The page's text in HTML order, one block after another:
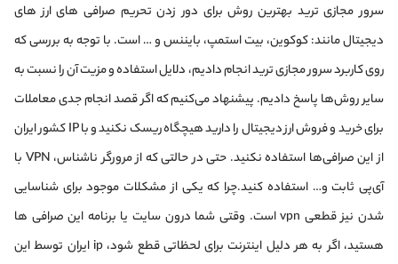
سرور مجازی ترید بهترین روش برای دور زدن تحریم صرافی های ارز های
دیجیتال مانند: کوکوین، بیت استمپ، بایننس و … است. با توجه به بررسی که
روی کاربرد سرور مجازی ترید انجام دادیم، دلایل استفاده و مزیت آن را نسبت به
سایر روش‌ها پاسخ دادیم. پیشنهاد می‌کنیم که اگر قصد انجام جدی معاملات
برای خرید و فروش ارز دیجیتال را دارید هیچگاه ریسک نکنید و با IP کشور ایران
از این صرافی‌ها استفاده نکنید. حتی در حالتی که از مرورگر ناشناس، VPN با
آی‌پی ثابت و… استفاده کنید.چرا که یکی از مشکلات موجود برای شناسایی
شدن نیز قطعی vpn است. وقتی شما درون سایت یا برنامه این صرافی ها
هستید، اگر به هر دلیل اینترنت برای لحظاتی قطع شود، ip ایران توسط این